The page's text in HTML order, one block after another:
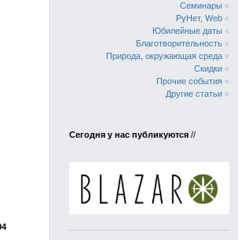
Семинары «
РуНет, Web «
Юбилейные даты «
Благотворительность «
Природа, окружающая среда «
Скидки «
Прочие события «
Другие статьи «
Сегодня у нас публикуются //